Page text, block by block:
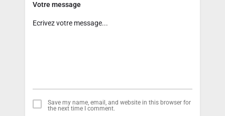
Votre message
Save my name, email, and website in this browser for
the next time I comment.